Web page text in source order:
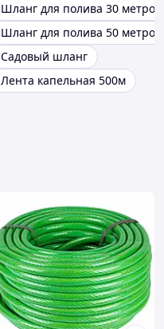
Шланг для полива 30 метров
Шланг для полива 50 метров
Садовый шланг
Лента капельная 500м